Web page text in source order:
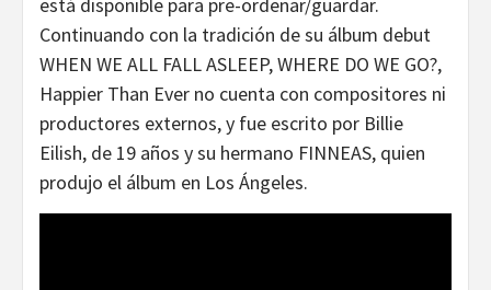
está disponible para pre-ordenar/guardar.
Continuando con la tradición de su álbum debut
WHEN WE ALL FALL ASLEEP, WHERE DO WE GO?,
Happier Than Ever no cuenta con compositores ni
productores externos, y fue escrito por Billie
Eilish, de 19 años y su hermano FINNEAS, quien
produjo el álbum en Los Ángeles.